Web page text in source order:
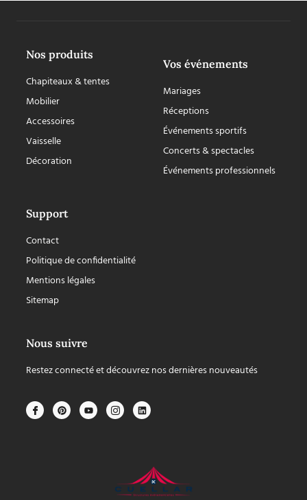
Nos produits
Chapiteaux & tentes
Mobilier
Accessoires
Vaisselle
Décoration
Vos événements
Mariages
Réceptions
Événements sportifs
Concerts & spectacles
Événements professionnels
Support
Contact
Politique de confidentialité
Mentions légales
Sitemap
Nous suivre
Restez connecté et découvrez nos dernières nouveautés